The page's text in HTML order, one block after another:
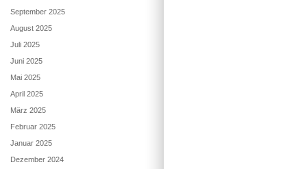
September 2025
August 2025
Juli 2025
Juni 2025
Mai 2025
April 2025
März 2025
Februar 2025
Januar 2025
Dezember 2024